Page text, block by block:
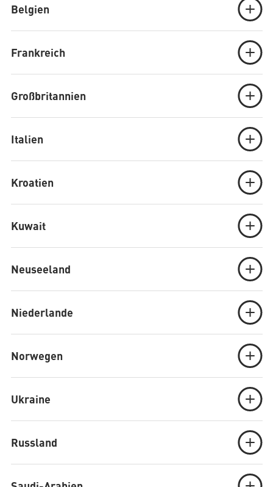
Belgien
Frankreich
Großbritannien
Italien
Kroatien
Kuwait
Neuseeland
Niederlande
Norwegen
Ukraine
Russland